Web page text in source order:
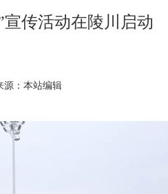
传活动在陵川启动
源：本站编辑